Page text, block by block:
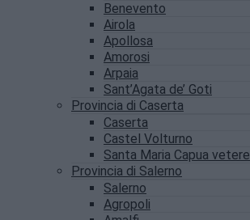
Benevento
Airola
Apollosa
Amorosi
Arpaia
Sant’Agata de’ Goti
Provincia di Caserta
Caserta
Castel Volturno
Santa Maria Capua vetere
Provincia di Salerno
Salerno
Agropoli